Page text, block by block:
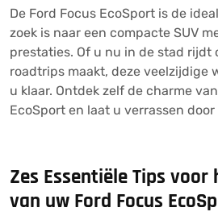
De Ford Focus EcoSport is de
zoek is naar een compacte SUV
prestaties. Of u nu in de stad rijdt
roadtrips maakt, deze veelzijdige
u klaar. Ontdek zelf de charme
EcoSport en laat u verrassen
Zes Essentiële Tips voor
van uw Ford Focus